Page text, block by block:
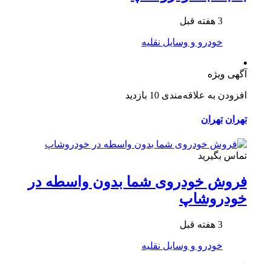
3 هفته قبل
خودرو و وسایل نقلیه
آگهی ویژه
افزودن به علاقه‌مندی 10 بازدید
تهران تهران
تماس بگیرید
فروش خودروی شما بدون واسطه در
خودروشاپ
3 هفته قبل
خودرو و وسایل نقلیه